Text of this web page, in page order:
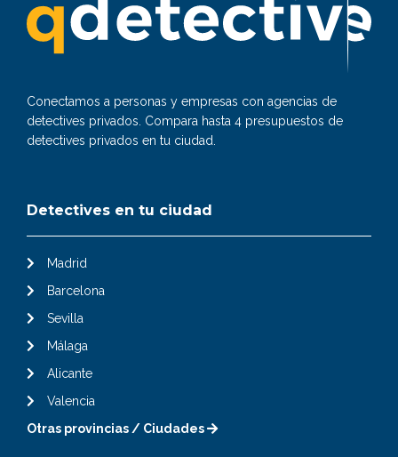
Conectamos a personas y empresas con agencias de
detectives privados. Compara hasta 4 presupuestos de
detectives privados en tu ciudad.
Detectives en tu ciudad
Madrid
Barcelona
Sevilla
Málaga
Alicante
Valencia
Otras provincias / Ciudades